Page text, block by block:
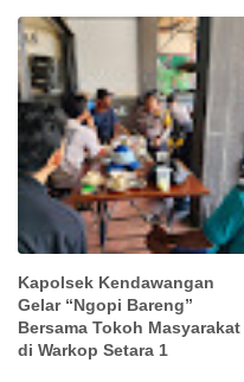
Kapolsek Kendawangan
Gelar “Ngopi Bareng”
Bersama Tokoh Masyarakat
di Warkop Setara 1